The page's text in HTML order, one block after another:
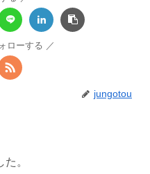
ローする
jungotou
。